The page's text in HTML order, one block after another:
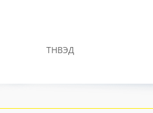
ТНВЭД